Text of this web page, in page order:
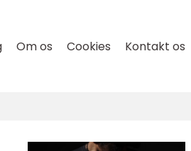
Om os Cookies Kontakt os